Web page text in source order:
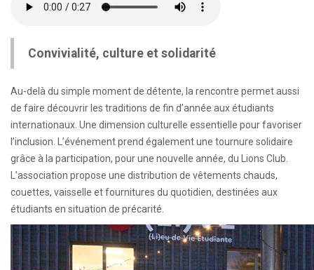
Convivialité, culture et solidarité
Au-delà du simple moment de détente, la rencontre permet aussi
de faire découvrir les traditions de fin d’année aux étudiants
internationaux. Une dimension culturelle essentielle pour favoriser
l’inclusion. L’événement prend également une tournure solidaire
grâce à la participation, pour une nouvelle année, du Lions Club.
L’association propose une distribution de vêtements chauds,
couettes, vaisselle et fournitures du quotidien, destinées aux
étudiants en situation de précarité.